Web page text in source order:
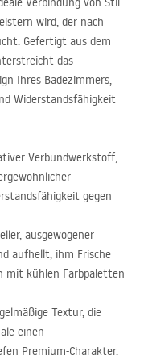
wird, der nach
Gefertigt aus dem
das
Ihres Badezimmers,
Widerstandsfähigkeit
Verbundwerkstoff,
gegen
ausgewogener
aufhellt, ihm Frische
mit kühlen Farbpaletten
Textur, die
einen
Premium-Charakter.